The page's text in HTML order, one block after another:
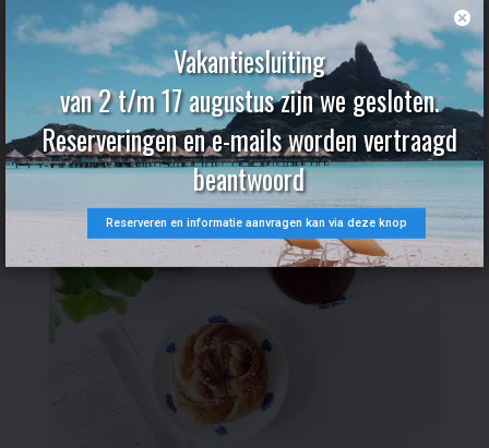
Vakantiesluiting
van 2 t/m 17 augustus zijn we gesloten.
Reserveringen en e-mails worden vertraagd
beantwoord
Reserveren en informatie aanvragen kan via deze knop